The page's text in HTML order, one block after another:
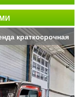
краткосрочная